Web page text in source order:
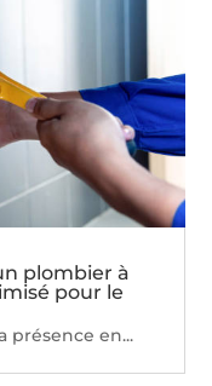
plombier à
pour le
présence en...